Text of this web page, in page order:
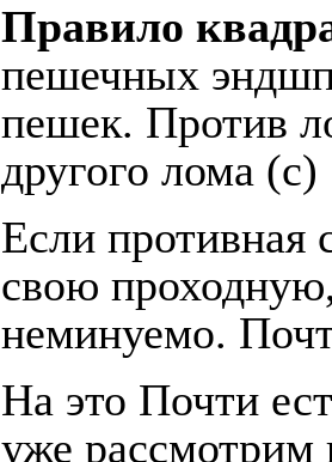
Правило
пешечных
пешек. Против
другого лома (с)
Если противная
свою
неминуемо.
На это Почти
уже